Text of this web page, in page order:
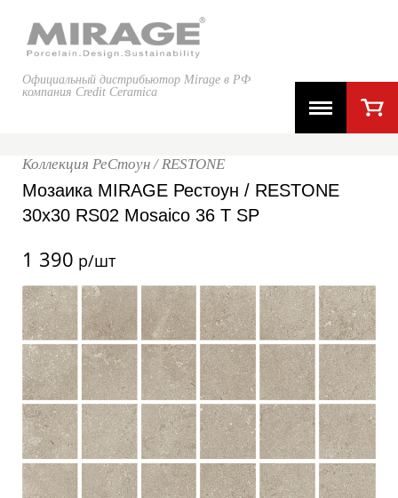
Официальный дистрибьютор Mirage в РФ
компания Credit Ceramica
Коллекция РеСтоун / RESTONE
Мозаика MIRAGE Рестоун / RESTONE
30x30 RS02 Mosaico 36 T SP
1 390 р/шт